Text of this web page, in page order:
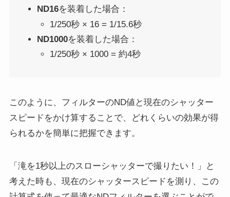
ND16を装着した場合：
1/250秒 × 16 = 1/15.6秒
ND1000を装着した場合：
1/250秒 × 1000 = 約4秒
このように、フィルターのND値と現在のシャッター
スピードをかけ算することで、どれくらいの効果が得
られるかを簡単に把握できます。
「滝を1秒以上のスローシャッターで撮りたい！」と
考えた時も、現在のシャッタースピードを測り、この